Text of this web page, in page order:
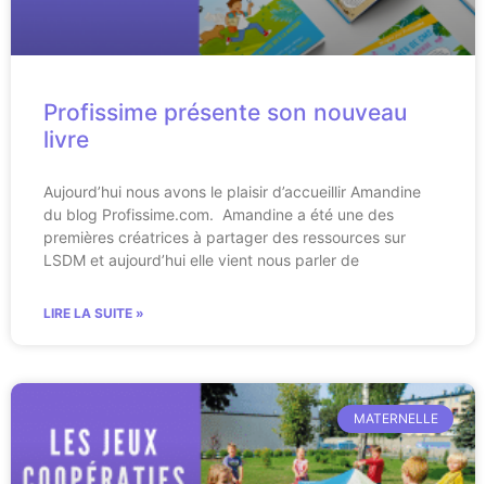
Profissime présente son nouveau
livre
Aujourd’hui nous avons le plaisir d’accueillir Amandine
du blog Profissime.com. Amandine a été une des
premières créatrices à partager des ressources sur
LSDM et aujourd’hui elle vient nous parler de
LIRE LA SUITE »
MATERNELLE